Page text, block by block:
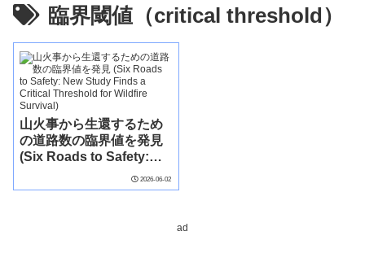
臨界閾値（critical threshold）
山火事から生還するため
の道路数の臨界値を発見
(Six Roads to Safety:
New Study Finds a
Critical Threshold for
2026-06-02
ad